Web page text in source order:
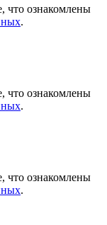
что ознакомлены
.
что ознакомлены
.
что ознакомлены
.